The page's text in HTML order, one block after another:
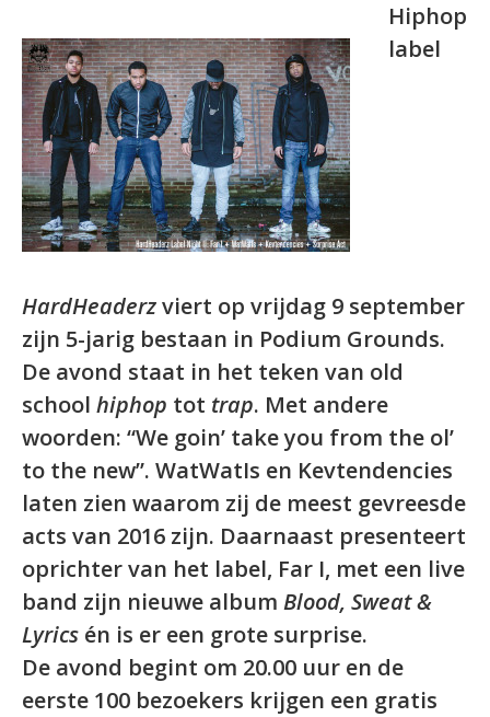
Hiphop
label
HardHeaderzviert op vrijdag 9 september
zijn 5-jarig bestaan in Podium Grounds.
De avond staat in het teken van old
school hiphop tot trap. Met andere
woorden: “We goin’ take you from the ol’
to the new”. WatWatIs en Kevtendencies
laten zien waarom zij de meest gevreesde
acts van 2016 zijn. Daarnaast presenteert
oprichter van het label, Far I, met een live
band zijn nieuwe album Blood, Sweat &
Lyrics én is er een grote surprise.
De avond begint om 20.00 uur en de
eerste 100 bezoekers krijgen een gratis